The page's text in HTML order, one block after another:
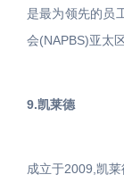
是最为领先的员
会(NAPBS)亚太
9.凯莱德
成立于2009,凯